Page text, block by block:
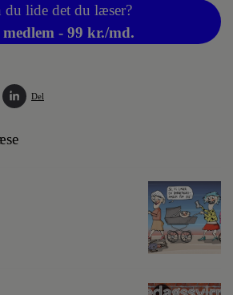
du lide det du læser?
- 99 kr./md.
Del